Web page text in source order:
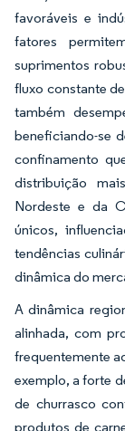
favoráveis e
fatores
suprimentos
fluxo constante
também
beneficiando-se
confinamento
distribuição
Nordeste e da
únicos,
tendências
dinâmica do
A dinâmica
alinhada, com
frequentemente
exemplo, a forte
de churrasco
produtos de